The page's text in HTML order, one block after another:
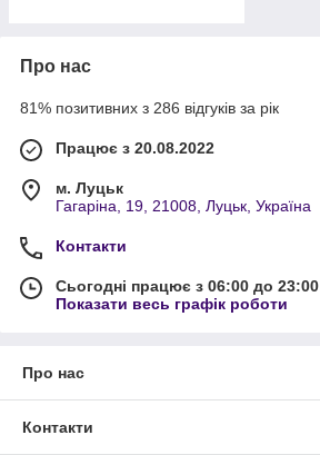
Про нас
81% позитивних з 286 відгуків за рік
Працює з 20.08.2022
м. Луцьк
Гагаріна, 19, 21008, Луцьк, Україна
Контакти
Сьогодні працює з 06:00 до 23:00
Показати весь графік роботи
Про нас
Контакти